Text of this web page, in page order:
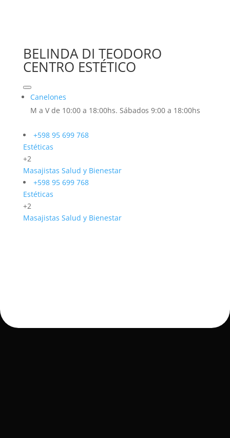
BELINDA DI TEODORO
CENTRO ESTÉTICO
Canelones
M a V de 10:00 a 18:00hs. Sábados 9:00 a 18:00hs
+598 95 699 768
Estéticas
+2
Masajistas Salud y Bienestar
+598 95 699 768
Estéticas
+2
Masajistas Salud y Bienestar